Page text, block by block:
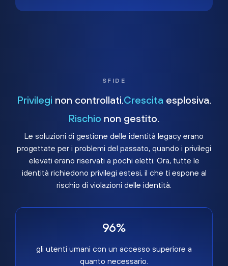
SFIDE
Privilegi non controllati. Crescita esplosiva.
Rischio non gestito.
Le soluzioni di gestione delle identità legacy erano
progettate per i problemi del passato, quando i privilegi
elevati erano riservati a pochi eletti. Ora, tutte le
identità richiedono privilegi estesi, il che ti espone al
rischio di violazioni delle identità.
96%
gli utenti umani con un accesso superiore a
quanto necessario.